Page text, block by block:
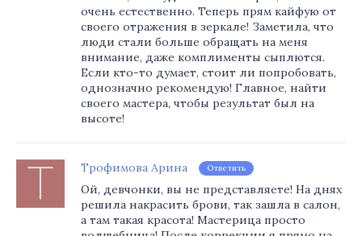
очень естественно. Теперь прям кайфую от
своего отражения в зеркале! Заметила, что
люди стали больше обращать на меня
внимание, даже комплименты сыплются.
Если кто-то думает, стоит ли попробовать,
однозначно рекомендую! Главное, найти
своего мастера, чтобы результат был на
высоте!
Трофимова Арина Ответить
Ой, девчонки, вы не представляете! На днях
решила накрасить брови, так зашла в салон,
а там такая красота! Мастерица просто